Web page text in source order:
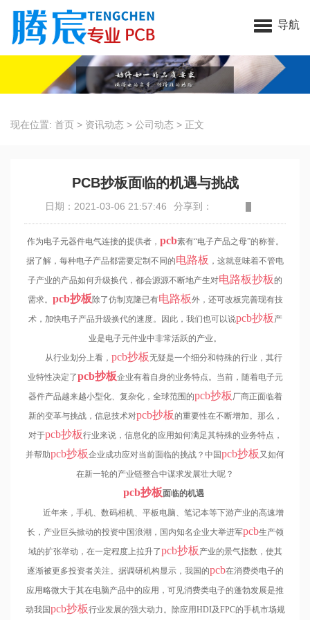
昆山腾宸电子科技有限公司
导航
现在位置: 首页 > 资讯动态 > 公司动态 > 正文
PCB抄板面临的机遇与挑战
日期：2021-03-06 21:57:46 分享到：
作为电子元器件电气连接的提供者， pcb素有“电子产品之母”的称誉。
据了解，每种电子产品都需要定制不同的电路板 ，这就意味着不管电
子产业的产品如何升级换代，都会源源不断地产生对电路板抄板的
需求。 pcb抄板除了仿制克隆已有电路板外，还可改板完善现有技
术，加快电子产品升级换代的速度。因此，我们也可以说pcb抄板 产
业是电子元件业中非常活跃的产业。
从行业划分上看， pcb抄板无疑是一个细分和特殊的行业，其行
业特性决定了pcb抄板企业有着自身的业务特点。当前，随着电子元
器件产品越来越小型化、复杂化，全球范围的pcb抄板 厂商正面临着
新的变革与挑战，信息技术对pcb抄板的重要性在不断增加。那么，
对于pcb抄板行业来说，信息化的应用如何满足其特殊的业务特点，
并帮助pcb抄板企业成功应对当前面临的挑战？中国pcb抄板 又如何
在新一轮的产业链整合中谋求发展壮大呢？
pcb抄板面临的机遇
近年来，手机、数码相机、平板电脑、笔记本等下游产业的高速增
长，产业巨头掀动的投资中国浪潮，国内知名企业大举进军pcb生产领
域的扩张举动，在一定程度上拉升了pcb抄板 产业的景气指数，使其
逐渐被更多投资者关注。据调研机构显示，我国的pcb在消费类电子的
应用略微大于其在电脑产品中的应用，可见消费类电子的蓬勃发展是推
动我国pcb抄板行业发展的强大动力。除应用HDI及FPC的手机市场规